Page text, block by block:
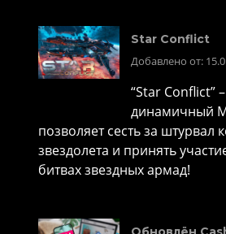
Star Conflict
Добавлено от:
“Star Conflict”
динамичный
позволяет сесть за штурвал
звездолета и принять
битвах звездных армад!